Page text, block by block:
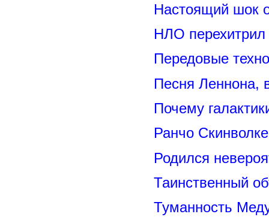
Настоящий шок
НЛО перехитрил
Передовые
Песня Леннона,
Почему
Ранчо
Родился
Таинственный
Туманность